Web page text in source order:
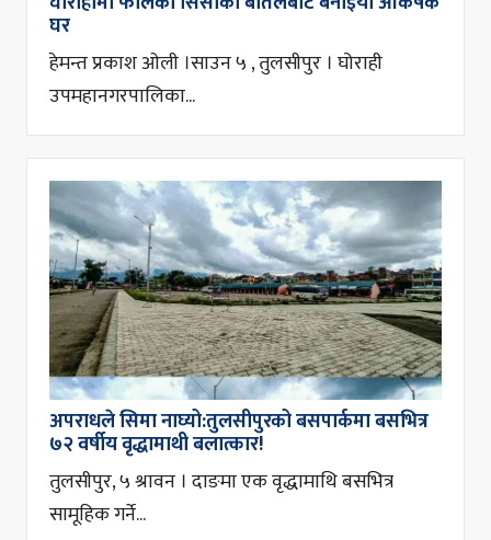
घर
हेमन्त प्रकाश ओली ।साउन ५ , तुलसीपुर । घोराही
उपमहानगरपालिका...
अपराधले सिमा नाघ्यो:तुलसीपुरको बसपार्कमा बसभित्र
७२ वर्षीय वृद्धामाथी बलात्कार!
तुलसीपुर, ५ श्रावन । दाङमा एक वृद्धामाथि बसभित्र
सामूहिक गर्ने...